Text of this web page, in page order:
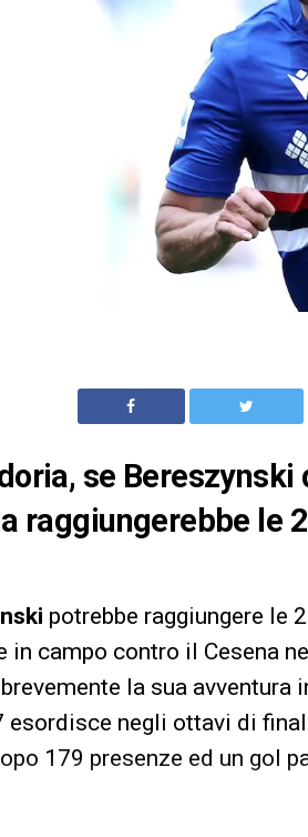
se Bereszynski
raggiungerebbe le
potrebbe raggiungere le
in campo contro il Cesena
la sua avventura
esordisce negli ottavi di
179 presenze ed un gol